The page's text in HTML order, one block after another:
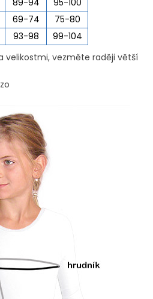
69-74
75-80
93-98
99-104
velikostmi, vezměte raději větší